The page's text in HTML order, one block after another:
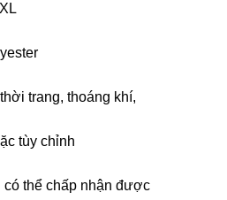
trang, thoáng khí,
tùy chỉnh
có thể chấp nhận được